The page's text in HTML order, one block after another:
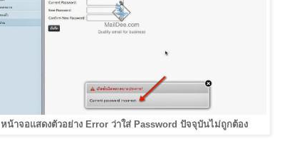
หน้าจอแสดงตัวอย่าง Error ว่าใส่ Password ปัจจุบันไม่ถูกต้อง